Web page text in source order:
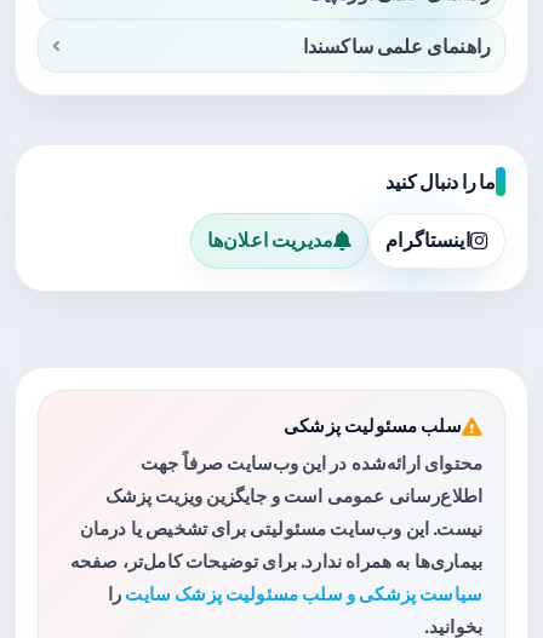
راهنمای علمی ساکسندا
ما را دنبال کنید
اینستاگرام مدیریت اعلان‌ها
سلب مسئولیت پزشکی
محتوای ارائه‌شده در این وب‌سایت صرفاً جهت
اطلاع‌رسانی عمومی است و جایگزین ویزیت پزشک
نیست. این وب‌سایت مسئولیتی برای تشخیص یا درمان
بیماری‌ها به همراه ندارد. برای توضیحات کامل‌تر، صفحه
سیاست پزشکی و سلب مسئولیت پزشک سایت را
بخوانید.